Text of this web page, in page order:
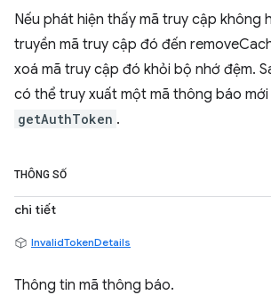
Nếu phát hiện thấy mã truy cập không
truyền mã truy cập đó đến
xoá mã truy cập đó khỏi bộ nhớ đệm.
có thể truy xuất một mã thông báo
getAuthToken .
THÔNG SỐ
chi tiết
InvalidTokenDetails
Thông tin mã thông báo.